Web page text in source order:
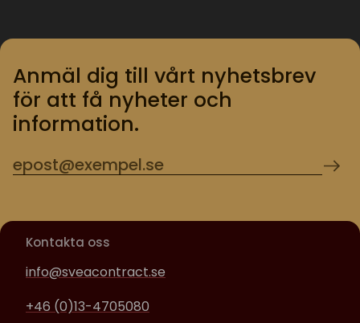
Anmäl dig till vårt nyhetsbrev
för att få nyheter och
information.
Kontakta oss
info@sveacontract.se
+46 (0)13-4705080